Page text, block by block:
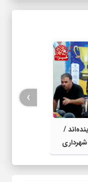
/
است
›